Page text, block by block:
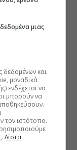
μιας
δεδομένων και
μοναδικά
ενδέχεται να
μπορούν να
τον ιστότοπο.
Λίστα